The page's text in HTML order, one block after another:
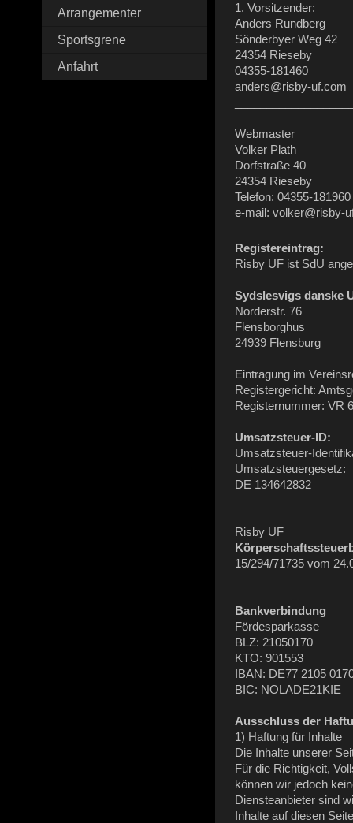
Arrangementer
Sportsgrene
Anfahrt
1. Vorsitzender:
Anders Rundberg
Sönderbyer Weg 42
24354 Rieseby
04355-181460
anders@risby-uf.com
Webmaster
Volker Plath
Dorfstraße 40
24354 Rieseby
Telefon: 04355-181960
e-mail: volker@risby-
Registereintrag:
Risby UF ist SdU
Sydslesvigs danske
Norderstr. 76
Flensborghus
24939 Flensburg
Eintragung im
Registergericht:
Registernummer: VR
Umsatzsteuer-ID:
Umsatzsteuer-
Umsatzsteuergesetz:
DE 134642832
Risby UF
15/294/71735 vom
Bankverbindung
Fördesparkasse
BLZ: 21050170
KTO: 901553
IBAN: DE77 2105
BIC: NOLADE21KIE
Ausschluss der
1) Haftung für Inhalte
Die Inhalte unserer
Für die Richtigkeit,
können wir jedoch
Diensteanbieter sind
Inhalte auf diesen